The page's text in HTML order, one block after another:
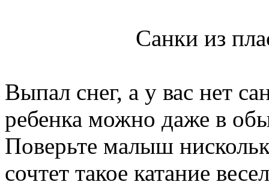
Санки из
Выпал снег, а у вас нет
ребенка можно даже в
Поверьте малыш
сочтет такое катание